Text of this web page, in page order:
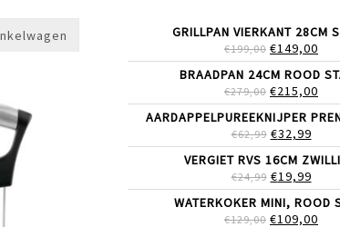
GRILLPAN VIERKANT 28CM
€199,00
PRIJS
WAS:
€199,00.
€149,00
IS:
BRAADPAN 24CM ROOD
€279,00
PRIJS
WAS:
€279,00.
€215,00
IS:
AARDAPPELPUREEKNIJPER
€62,99
PRIJS
WAS:
€62,99.
€32,99
IS:
VERGIET RVS 16CM
€24,99
PRIJS
WAS:
€19,99
IS:
WATERKOKER MINI, ROOD
€129,00 €109,00